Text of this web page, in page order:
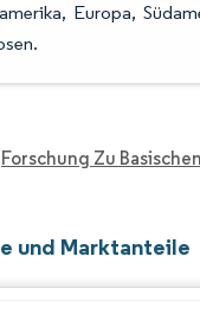
Europa,
Forschung Zu
und Marktanteile